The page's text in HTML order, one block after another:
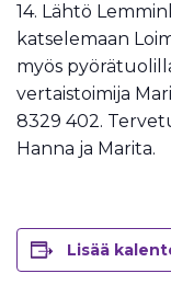
14. Lähtö
katselemaan
myös
vertaistoimija
8329 402.
Hanna ja Marita.
Lisää